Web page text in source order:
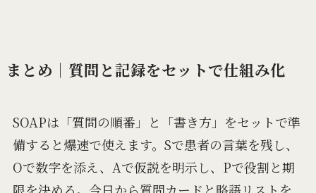
まとめ｜質問と記録をセットで仕組み化
SOAPは「質問の順番」と「書き方」をセットで準
備すると爆速で使えます。Sで患者の言葉を残し、
Oで数字を添え、Aで仮説を明示し、Pで役割と期